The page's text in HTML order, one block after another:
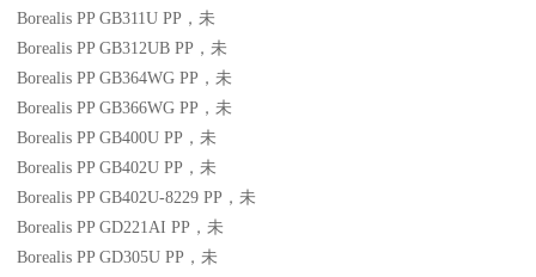
Borealis PP GB311U PP ，未
Borealis PP GB312UB PP ，未
Borealis PP GB364WG PP ，未
Borealis PP GB366WG PP ，未
Borealis PP GB400U PP ，未
Borealis PP GB402U PP ，未
Borealis PP GB402U-8229 PP ，未
Borealis PP GD221AI PP ，未
Borealis PP GD305U PP ，未